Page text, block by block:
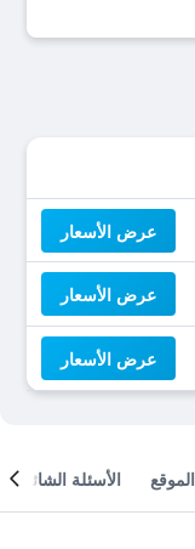
عرض الأسعار
عرض الأسعار
عرض الأسعار
الموقع الأسئلة الشائعة